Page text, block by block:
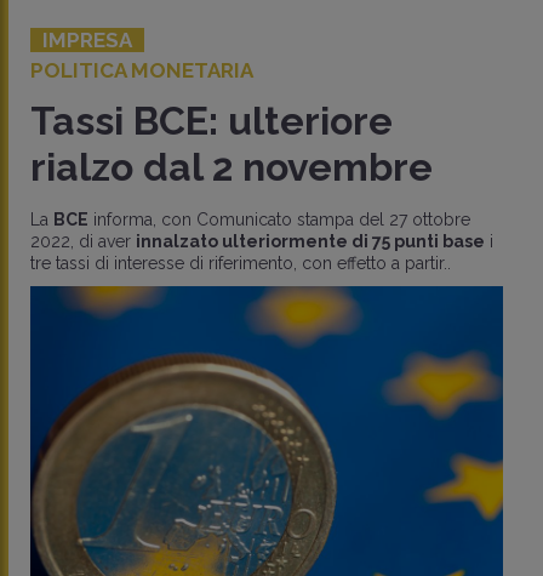
IMPRESA
POLITICA MONETARIA
Tassi BCE: ulteriore
rialzo dal 2 novembre
La BCE informa, con Comunicato stampa del 27 ottobre
2022, di aver innalzato ulteriormente di 75 punti base i
tre tassi di interesse di riferimento, con effetto a partir..